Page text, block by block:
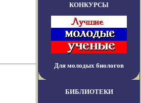
КОНКУРСЫ
Для молодых биологов
БИБЛИОТЕКИ